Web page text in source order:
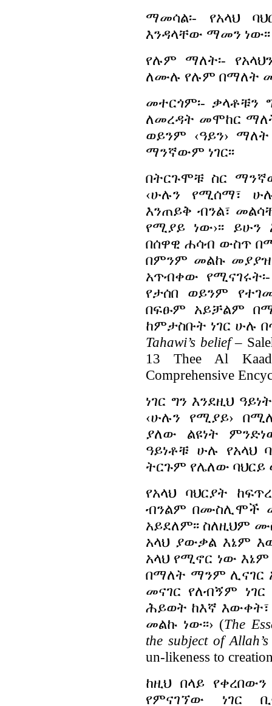
ማመሳል፡- የአላህ
እንዳላቸው ማመን ነው፡፡
የሉም ማለት፡-
ለሙሉ የሉም በማለት
መተርጎም፡- ቃላቶቹን
ለመረዳት መሞከር
ወይንም ‹ዓይን›
ማንኛውም ነገር፡፡
በትርጉሞቹ ስር
‹ሁሉን የሚሰማ፣
እንጠይቅ ብንል፣
የሚያይ ነው›፡፡
በሰዋዊ ሐሳብ ውስጥ
በምንም መልኩ መያያዝ
አጥብቀው
የታሰበ ወይንም
በፍፁም አይቻልም
ከምታስቡት ነገር ሁሉ
Tahawi’s belief–
13 Thee Al
Comprehensive
ነገር ግን እንደዚህ
‹ሁሉን የሚያይ›
ያለው ልዩነት
ዓይነቶቹ ሁሉ የአላህ
ትርጉም የሌለው ባህርይ
የአላህ ባህርያት
ብንልም በሙስሊሞች
አይደለም፡፡ ስለዚህም
አላህ ያውቃል እኔም
አላህ የሚኖር ነው
በማለት ማንም ሊናገር
መናገር የለብኝም
ሕይወት ከእኛ እውቀት፣
መልኩ ነው፡፡› (The
the subject of
un-likeness to
ከዚህ በላይ
የምናገኘው ነገር